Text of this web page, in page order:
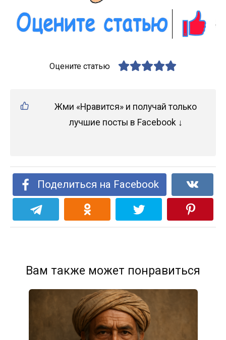
Оцените статью
Жми «Нравится» и получай только
лучшие посты в Facebook ↓
Поделиться на Facebook
Вам также может понравиться